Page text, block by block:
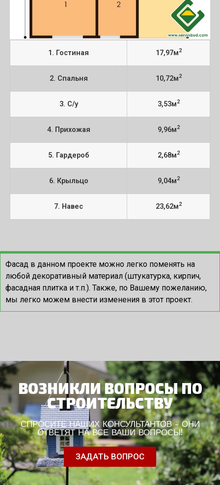
1. Гостиная 17,97м2
2. Спальня 10,72м2
3. С/у 3,53м2
4. Прихожая 9,96м2
5. Гардероб 2,68м2
6. Крыльцо 9,04м2
7. Навес 23,62м2
Фасад в данном проекте можно легко поменять на
любой декоративный материал (штукатурка, кирпич,
фасадная плитка и т.п.). Также, по Вашему пожеланию,
мы легко можем внести изменения в этот проект.
ВОЗНИКЛИ ВОПРОСЫ ПО
СТРОИТЕЛЬСТВУ
СПРОСИТЕ НАШИХ КОНСУЛЬТАНТОВ - ОНИ
ОТВЕТЯТ НА ВСЕ ВАШИ ВОПРОСЫ!
ЗАДАТЬ ВОПРОС